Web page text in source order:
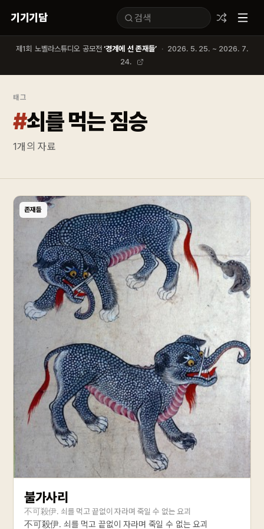
기기기담
제1회 노벨라스튜디오 공모전 ‘경계에 선 존재들’ · 2026. 5. 25. ~ 2026. 7.
24.
태그
#쇠를 먹는 짐승
1개의 자료
존재들
불가사리
不可殺伊. 쇠를 먹고 끝없이 자라며 죽일 수 없는 요괴
不可殺伊. 쇠를 먹고 끝없이 자라며 죽일 수 없는 요괴